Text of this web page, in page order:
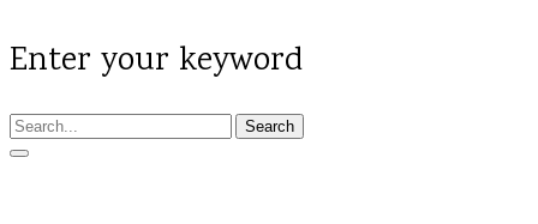
Enter your keyword
Search